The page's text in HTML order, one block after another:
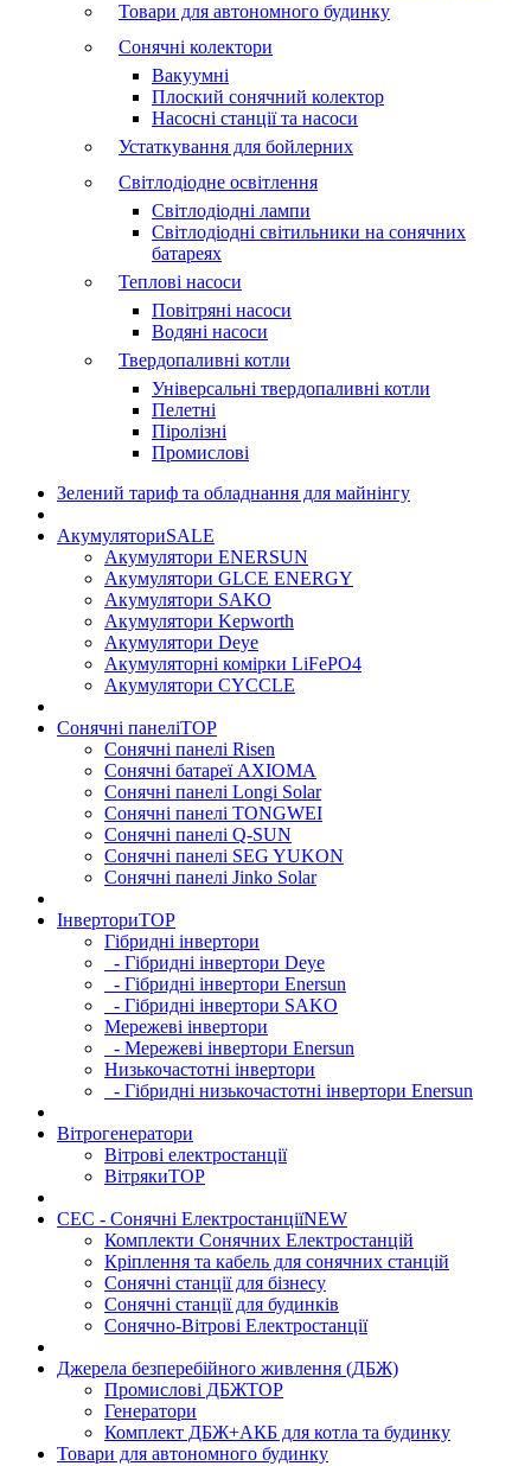
Товари для автономного будинку
Сонячні колектори
Вакуумні
Плоский сонячний колектор
Насосні станції та насоси
Устаткування для бойлерних
Світлодіодне освітлення
Світлодіодні лампи
Світлодіодні світильники на сонячних
батареях
Теплові насоси
Повітряні насоси
Водяні насоси
Твердопаливні котли
Універсальні твердопаливні котли
Пелетні
Піролізні
Промислові
Зелений тариф та обладнання для майнінгу
АкумуляториSALE
Акумулятори ENERSUN
Акумулятори GLCE ENERGY
Акумулятори SAKO
Акумулятори Kepworth
Акумулятори Deye
Акумуляторні комірки LiFePO4
Акумулятори CYCCLE
Сонячні панеліTOP
Сонячні панелі Risen
Сонячні батареї AXIOMA
Сонячні панелі Longi Solar
Сонячні панелі TONGWEI
Сонячні панелі Q-SUN
Сонячні панелі SEG YUKON
Сонячні панелі Jinko Solar
ІнверториTOP
Гібридні інвертори
- Гібридні інвертори Deye
- Гібридні інвертори Enersun
- Гібридні інвертори SAKO
Мережеві інвертори
- Мережеві інвертори Enersun
Низькочастотні інвертори
- Гібридні низькочастотні інвертори Enersun
Вітрогенератори
Вітрові електростанції
ВітрякиTOP
СЕС - Сонячні ЕлектростанціїNEW
Комплекти Сонячних Електростанцій
Кріплення та кабель для сонячних станцій
Сонячні станції для бізнесу
Сонячні станції для будинків
Сонячно-Вітрові Електростанції
Джерела безперебійного живлення (ДБЖ)
Промислові ДБЖTOP
Генератори
Комплект ДБЖ+АКБ для котла та будинку
Товари для автономного будинку